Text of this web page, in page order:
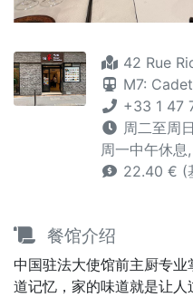
42 Rue
M7: Cadet
+33 1 47
周二至周
周一中午休
22.40 € (
餐馆介绍
中国驻法大使馆前主厨专
道记忆，家的味道就是让